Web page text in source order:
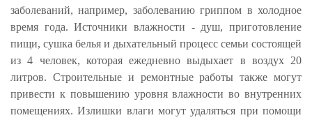
заболеваний, например, заболеванию гриппом в холодное
время года. Источники влажности - душ, приготовление
пищи, сушка белья и дыхательный процесс семьи состоящей
из 4 человек, которая ежедневно выдыхает в воздух 20
литров. Строительные и ремонтные работы также могут
привести к повышению уровня влажности во внутренних
помещениях. Излишки влаги могут удаляться при помощи